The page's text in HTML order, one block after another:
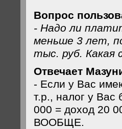
Вопрос
- Надо ли
меньше 3 лет,
тыс. руб. Какая
Отвечает
- Если у Вас
т.р., налог у Вас
000 = доход 20
ВООБЩЕ.